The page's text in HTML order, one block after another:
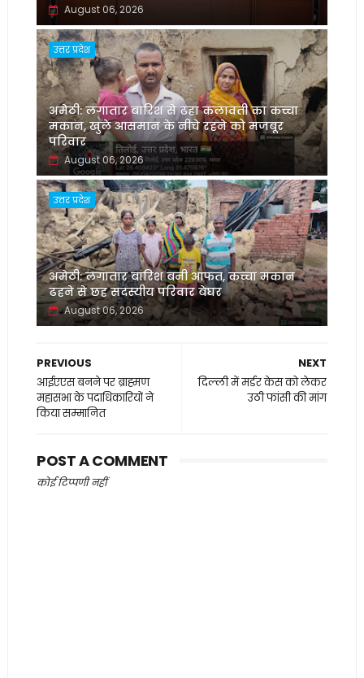
August 06, 2026
उत्तर प्रदेश
अमेठी: लगातार बारिश से ढहा कलावती का कच्चा
मकान, खुले आसमान के नीचे रहने को मजबूर
परिवार
August 06, 2026
उत्तर प्रदेश
अमेठी: लगातार बारिश बनी आफत, कच्चा मकान
ढहने से छह सदस्यीय परिवार बेघर
August 06, 2026
NEXT
दिल्ली में मर्डर केस को लेकर
उठी फांसी की मांग
PREVIOUS
आईएएस बनने पर ब्राह्मण
महासभा के पदाधिकारियों ने
किया सम्मानित
POST A COMMENT
कोई टिप्पणी नहीं